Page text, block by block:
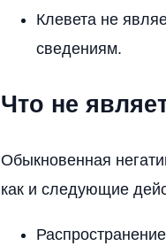
Клевета не
сведениям.
Что не
Обыкновенная
как и следующие